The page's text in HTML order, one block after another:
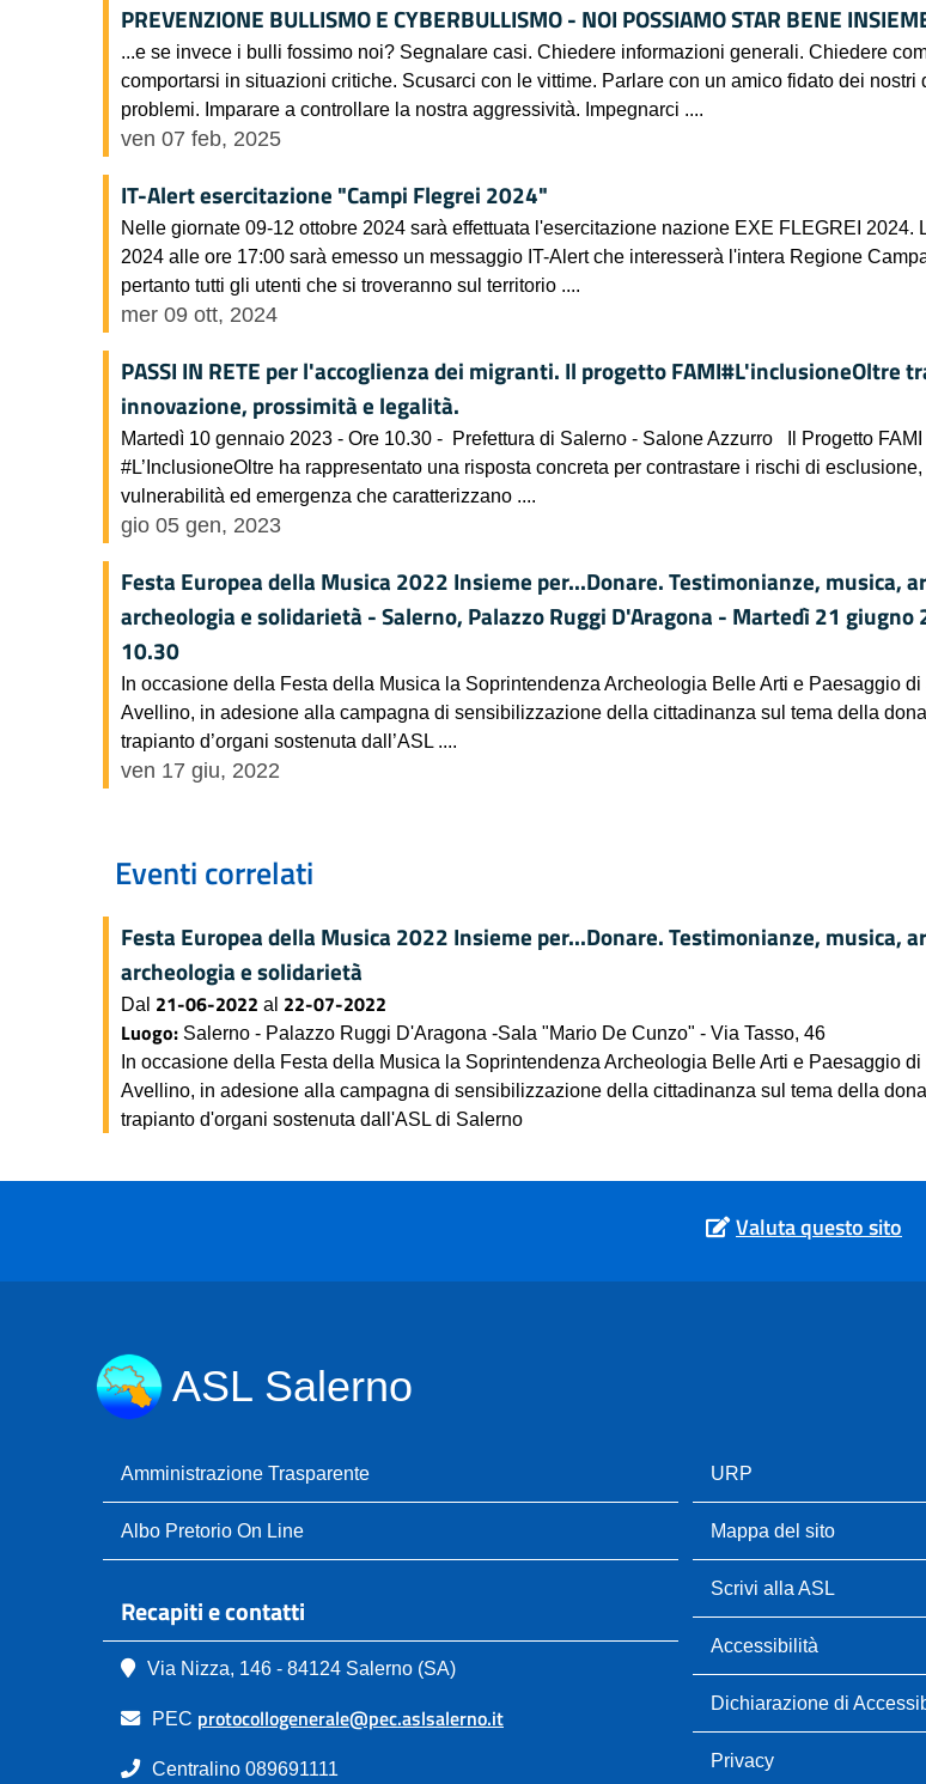
PREVENZIONE BULLISMO E CYBERBULLISMO - NOI POSSIAMO STAR BENE
...e se invece i bulli fossimo noi? Segnalare casi. Chiedere informazioni generali. Chiedere
comportarsi in situazioni critiche. Scusarci con le vittime. Parlare con un amico fidato dei nostri
problemi. Imparare a controllare la nostra aggressività. Impegnarci ....
ven 07 feb, 2025
IT-Alert esercitazione "Campi Flegrei 2024"
Nelle giornate 09-12 ottobre 2024 sarà effettuata l'esercitazione nazione EXE FLEGREI 2024.
2024 alle ore 17:00 sarà emesso un messaggio IT-Alert che interesserà l'intera Regione
pertanto tutti gli utenti che si troveranno sul territorio ....
mer 09 ott, 2024
PASSI IN RETE per l'accoglienza dei migranti. Il progetto FAMI#L'inclusioneOltre
innovazione, prossimità e legalità.
Martedì 10 gennaio 2023 - Ore 10.30 - Prefettura di Salerno - Salone Azzurro Il Progetto FAMI
#L’InclusioneOltre ha rappresentato una risposta concreta per contrastare i rischi di esclusione,
vulnerabilità ed emergenza che caratterizzano ....
gio 05 gen, 2023
Festa Europea della Musica 2022 Insieme per...Donare. Testimonianze, musica,
archeologia e solidarietà - Salerno, Palazzo Ruggi D'Aragona - Martedì 21 giugno
10.30
In occasione della Festa della Musica la Soprintendenza Archeologia Belle Arti e Paesaggio
Avellino, in adesione alla campagna di sensibilizzazione della cittadinanza sul tema della
trapianto d’organi sostenuta dall’ASL ....
ven 17 giu, 2022
Eventi correlati
Festa Europea della Musica 2022 Insieme per...Donare. Testimonianze, musica,
archeologia e solidarietà
Dal 21-06-2022 al 22-07-2022
Luogo: Salerno - Palazzo Ruggi D'Aragona -Sala "Mario De Cunzo" - Via Tasso, 46
In occasione della Festa della Musica la Soprintendenza Archeologia Belle Arti e Paesaggio
Avellino, in adesione alla campagna di sensibilizzazione della cittadinanza sul tema della
trapianto d'organi sostenuta dall'ASL di Salerno
Valuta questo sito
ASL Salerno
Amministrazione Trasparente
Albo Pretorio On Line
Recapiti e contatti
Via Nizza, 146 - 84124 Salerno (SA)
PEC protocollogenerale@pec.aslsalerno.it
Centralino 089691111
URP
Mappa del sito
Scrivi alla ASL
Accessibilità
Dichiarazione di
Privacy